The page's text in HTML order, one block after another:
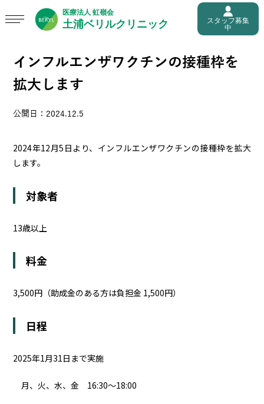
スタッフ募集
中
インフルエンザワクチンの接種枠を
拡大します
公開日：2024.12.5
2024年12月5日より、インフルエンザワクチンの接種枠を拡大
します。
対象者
13歳以上
料金
3,500円（助成金のある方は負担金 1,500円）
日程
2025年1月31日まで実施
月、火、水、金 16:30〜18:00